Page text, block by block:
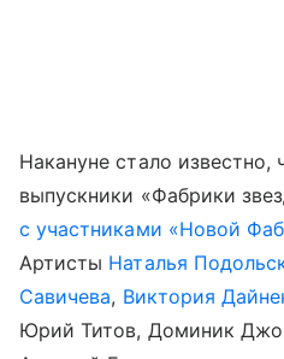
Накануне стало известно,
выпускники «Фабрики
с участниками «Новой
Артисты Наталья
Савичева, Виктория
Юрий Титов, Доминик